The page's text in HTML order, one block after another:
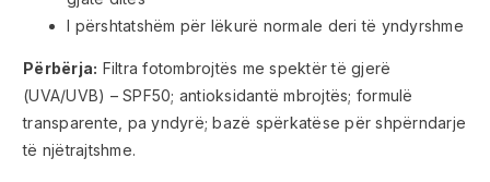
I përshtatshëm për lëkurë normale deri të yndyrshme
Përbërja: Filtra fotombrojtës me spektër të gjerë
(UVA/UVB) – SPF50; antioksidantë mbrojtës; formulë
transparente, pa yndyrë; bazë spërkatëse për shpërndarje
të njëtrajtshme.